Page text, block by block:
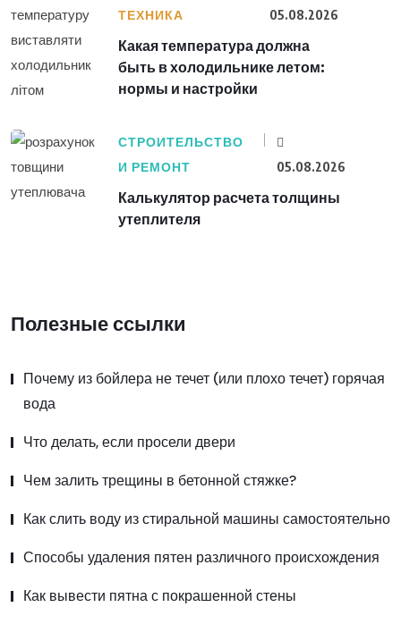
ТЕХНИКА
05.08.2026
Какая температура должна
быть в холодильнике летом:
нормы и настройки
СТРОИТЕЛЬСТВО
И РЕМОНТ
05.08.2026
Калькулятор расчета толщины
утеплителя
Полезные ссылки
Почему из бойлера не течет (или плохо течет) горячая
вода
Что делать, если просели двери
Чем залить трещины в бетонной стяжке?
Как слить воду из стиральной машины самостоятельно
Способы удаления пятен различного происхождения
Как вывести пятна с покрашенной стены